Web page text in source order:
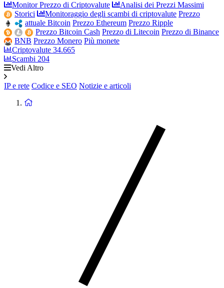
Monitor Prezzo di Criptovalute
Analisi dei Prezzi Massimi
Storici
Monitoraggio degli scambi di criptovalute Prezzo
attuale Bitcoin Prezzo Ethereum Prezzo Ripple
Prezzo Bitcoin Cash Prezzo di Litecoin Prezzo di Binance
BNB Prezzo Monero Più monete
Criptovalute 34.665
Scambi 204
Vedi Altro
IP e rete Codice e SEO Notizie e articoli